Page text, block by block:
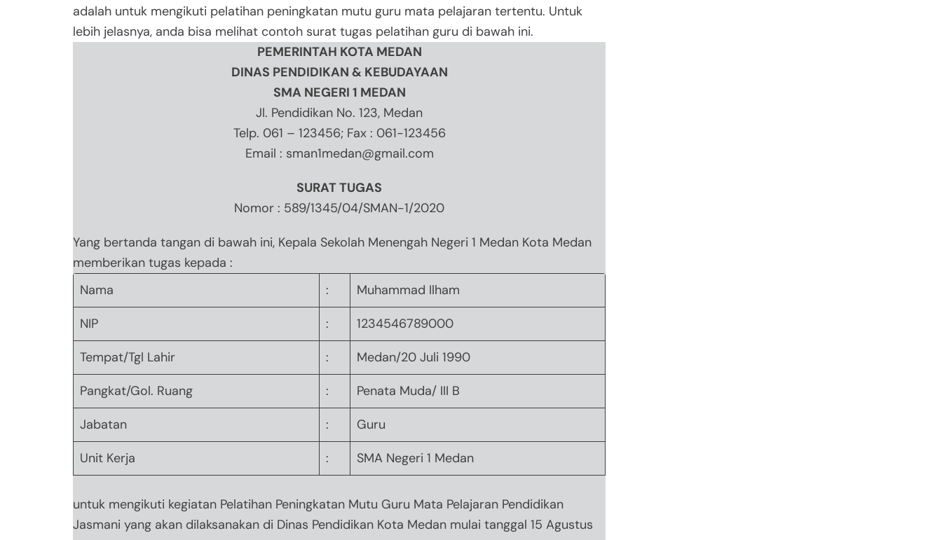
adalah untuk mengikuti pelatihan peningkatan mutu guru mata pelajaran tertentu. Untuk
lebih jelasnya, anda bisa melihat contoh surat tugas pelatihan guru di bawah ini.
PEMERINTAH KOTA MEDAN
DINAS PENDIDIKAN & KEBUDAYAAN
SMA NEGERI 1 MEDAN
Jl. Pendidikan No. 123, Medan
Telp. 061 – 123456; Fax : 061-123456
Email : sman1medan@gmail.com
SURAT TUGAS
Nomor : 589/1345/04/SMAN-1/2020
Yang bertanda tangan di bawah ini, Kepala Sekolah Menengah Negeri 1 Medan Kota Medan
memberikan tugas kepada :
Nama
:
Muhammad Ilham
NIP
:
1234546789000
Tempat/Tgl Lahir
:
Medan/20 Juli 1990
Pangkat/Gol. Ruang
:
Penata Muda/ III B
Jabatan
:
Guru
Unit Kerja
: SMA Negeri 1 Medan
untuk mengikuti kegiatan Pelatihan Peningkatan Mutu Guru Mata Pelajaran Pendidikan
Jasmani yang akan dilaksanakan di Dinas Pendidikan Kota Medan mulai tanggal 15 Agustus